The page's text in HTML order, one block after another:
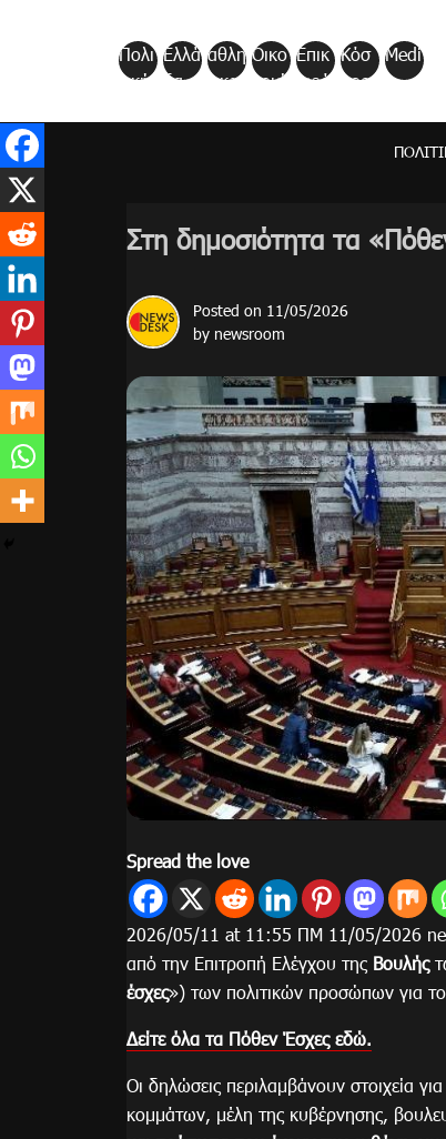
Πολι
τική
Ελλά
δα
αθλη
τικα
Οικο
νομί
Επικ
αιρό
Κόσ
μος
Medi
a
Στη δημοσιότητα τα
Posted on 11/05/2026
by newsroom
Spread the love
2026/05/11 at 11:55 ΠΜ 11/05/2026
από την Επιτροπή Ελέγχου της Βουλής
έσχες») των πολιτικών προσώπων για
Δείτε όλα τα Πόθεν Έσχες εδώ.
Οι δηλώσεις περιλαμβάνουν στοιχεία
κομμάτων, μέλη της κυβέρνησης,